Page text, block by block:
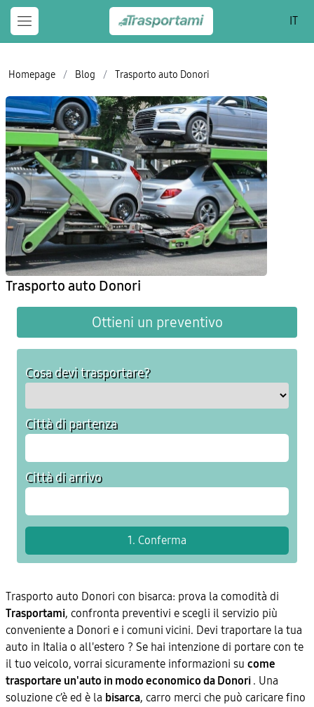
IT
Homepage / Blog / Trasporto auto Donori
Trasporto auto Donori
Ottieni un preventivo
Cosa devi trasportare?
Città di partenza
Città di arrivo
Trasporto auto Donori con bisarca: prova la comodità di
Trasportami, confronta preventivi e scegli il servizio più
conveniente a Donori e i comuni vicini. Devi traportare la tua
auto in Italia o all'estero ? Se hai intenzione di portare con te
il tuo veicolo, vorrai sicuramente informazioni su come
trasportare un'auto in modo economico da Donori . Una
soluzione c’è ed è la bisarca, carro merci che può caricare fino